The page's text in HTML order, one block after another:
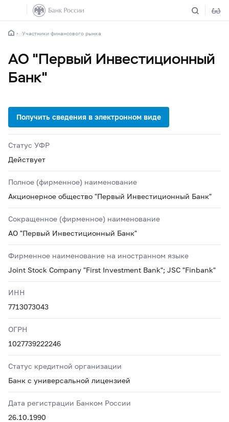
Участники финансового рынка
АО "Первый Инвестиционный
Банк"
Статус УФР
Действует
Полное (фирменное) наименование
Акционерное общество "Первый Инвестиционный Банк"
Сокращенное (фирменное) наименование
АО "Первый Инвестиционный Банк"
Фирменное наименование на иностранном языке
Joint Stock Company "First Investment Bank"; JSC "Finbank"
ИНН
7713073043
ОГРН
1027739222246
Статус кредитной организации
Банк с универсальной лицензией
Дата регистрации Банком России
26.10.1990